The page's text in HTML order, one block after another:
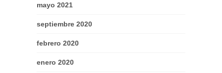
mayo 2021
septiembre 2020
febrero 2020
enero 2020